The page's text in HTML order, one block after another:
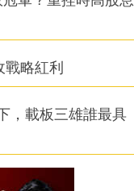
略紅利
，載板三雄誰最具